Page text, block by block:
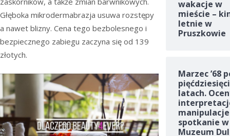
Głęboka mikrodermabrazja usuwa rozstępy
a nawet blizny. Cena tego bezbolesnego i
bezpiecznego zabiegu zaczyna się od 139
złotych.
wakacje w
mieście –
letnie w
Pruszkowie
Marzec ’68
latach.
spotkanie w
Muzeum